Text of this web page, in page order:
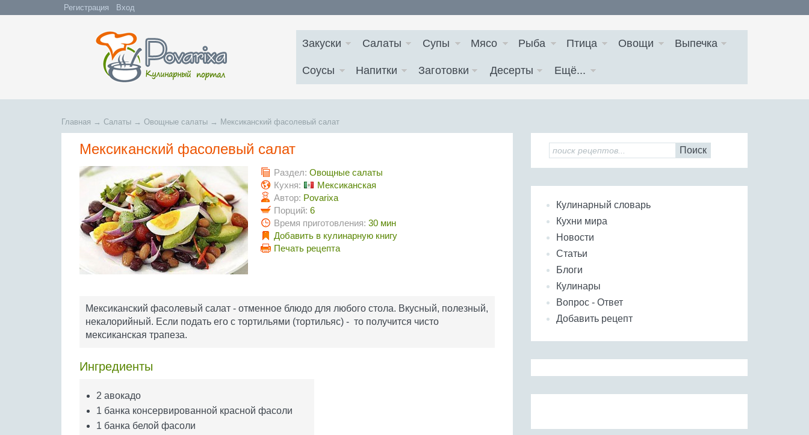
Регистрация Вход
Закуски Салаты Супы Мясо Рыба Птица Овощи Выпечка
Соусы Напитки Заготовки Десерты Ещё...
Главная → Салаты → Овощные салаты → Мексиканский фасолевый салат
Мексиканский фасолевый салат
Раздел: Овощные салаты
Кухня:
Мексиканская
Автор: Povarixa
Порций: 6
Время приготовления: 30 мин
Добавить в кулинарную книгу
Печать рецепта
Мексиканский фасолевый салат - отменное блюдо для любого стола. Вкусный, полезный,
некалорийный. Если подать его с тортильями (тортильяс) - то получится чисто
мексиканская трапеза.
Ингредиенты
2 авокадо
1 банка консервированной красной фасоли
1 банка белой фасоли
Поиск
Кулинарный словарь
Кухни мира
Новости
Статьи
Блоги
Кулинары
Вопрос - Ответ
Добавить рецепт